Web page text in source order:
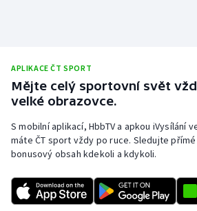
APLIKACE ČT SPORT
Mějte celý sportovní svět
velké obrazovce.
S mobilní aplikací, HbbTV a apkou iVysílání
máte ČT sport vždy po ruce. Sledujte
bonusový obsah kdekoli a kdykoli.